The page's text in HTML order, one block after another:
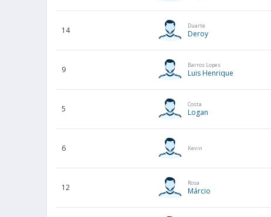
14 Duarte
Deroy
9 Barros Lopes
Luis Henrique
5 Costa
Logan
6 Kevin
12 Rosa
Márcio